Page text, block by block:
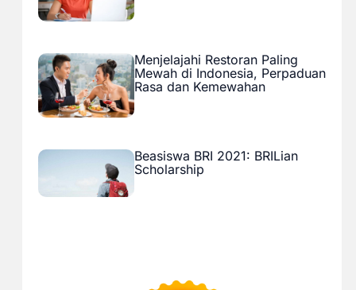
Menjelajahi Restoran Paling
Mewah di Indonesia, Perpaduan
Rasa dan Kemewahan
Beasiswa BRI 2021: BRILian
Scholarship